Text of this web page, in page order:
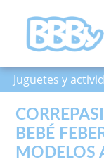
Juguetes y
BEBÉ
MODELOS